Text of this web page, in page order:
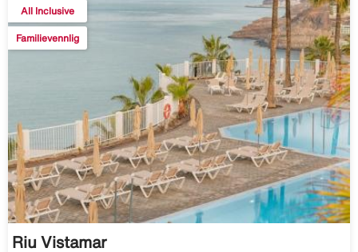
All Inclusive
Familievennlig
Riu Vistamar